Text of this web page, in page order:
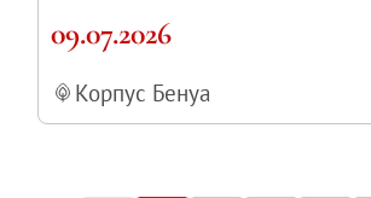
09.07.2026
Корпус Бенуа